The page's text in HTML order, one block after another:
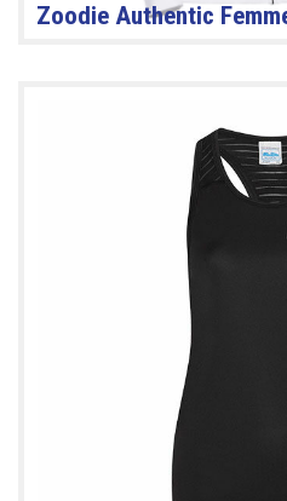
Zoodie Authentic